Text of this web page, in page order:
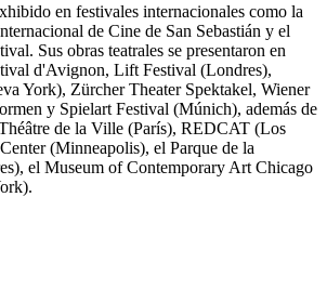
en festivales internacionales como la
de Cine de San Sebastián y el
Sus obras teatrales se presentaron en
d'Avignon, Lift Festival (Londres),
York), Zürcher Theater Spektakel, Wiener
y Spielart Festival (Múnich), además de
de la Ville (París), REDCAT (Los
(Minneapolis), el Parque de la
el Museum of Contemporary Art Chicago